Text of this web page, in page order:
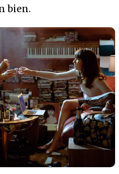
bien.